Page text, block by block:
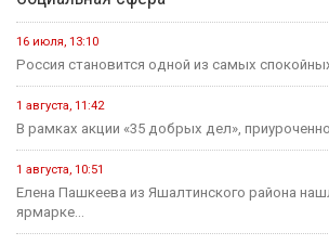
16 июля, 13:10
Россия становится одной из самых
1 августа, 11:42
В рамках акции «35 добрых дел»,
1 августа, 10:51
Елена Пашкеева из Яшалтинского района
ярмарке...